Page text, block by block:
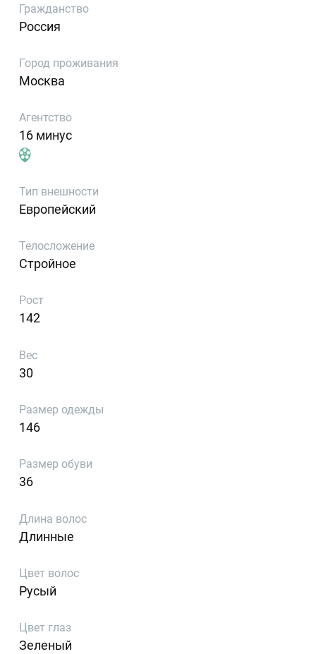
Гражданство
Россия
Город проживания
Москва
Агентство
16 минус
Тип внешности
Европейский
Телосложение
Стройное
Рост
142
Вес
30
Размер одежды
146
Размер обуви
36
Длина волос
Длинные
Цвет волос
Русый
Цвет глаз
Зеленый